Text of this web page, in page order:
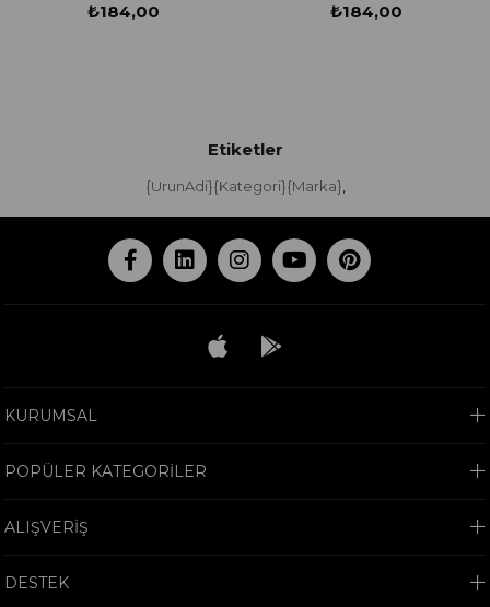
₺184,00 ₺184,00
Etiketler
{UrunAdi}{Kategori}{Marka},
KURUMSAL
POPÜLER KATEGORİLER
ALIŞVERİŞ
DESTEK